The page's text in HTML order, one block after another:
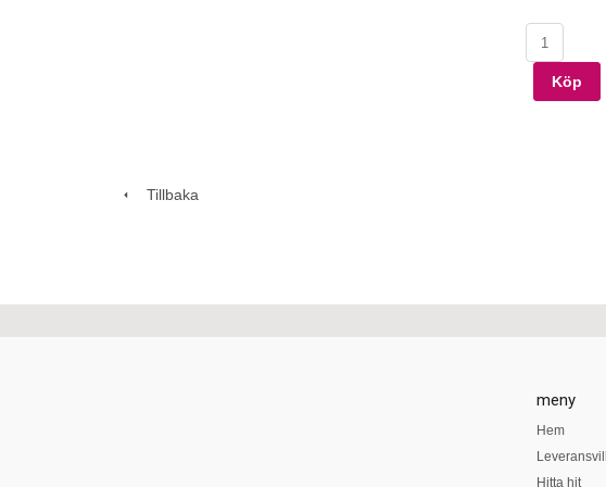
Köp
Tillbaka
meny
Hem
Hitta hit